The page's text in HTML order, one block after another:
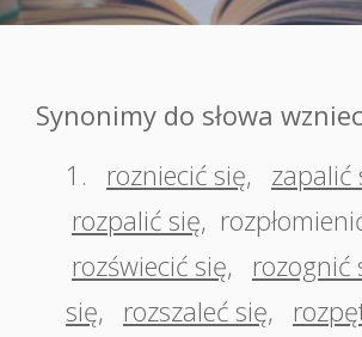
Synonimy do słowa
1.
rozniecić się, zapalić
rozpalić się,
rozświecić się, rozognić
się, rozszaleć się,